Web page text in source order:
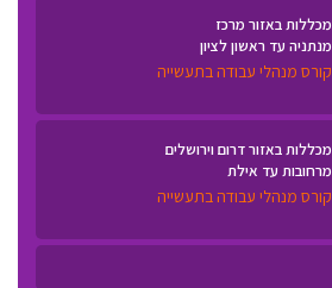
מכללות באזור מרכז
מנתניה עד ראשון לציון
קורס מנהלי עבודה בתעשייה
מכללות באזור דרום וירושלים
מרחובות עד אילת
קורס מנהלי עבודה בתעשייה